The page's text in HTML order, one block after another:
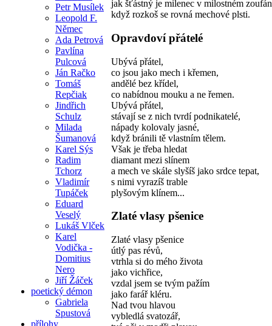
Petr Musílek
Leopold F.
Němec
Ada Petrová
Pavlína
Pulcová
Ján Račko
Tomáš
Repčiak
Jindřich
Schulz
Milada
Šumanová
Karel Sýs
Radim
Tchorz
Vladimír
Tupáček
Eduard
Veselý
Lukáš Vlček
Karel
Vodička -
Domitius
Nero
Jiří Žáček
poetický démon
Gabriela
Spustová
přílohy
jak šťástný je milenec v milostném
když rozkoš se rovná mechové plsti.
Opravdoví přátelé
Ubývá přátel,
co jsou jako mech i křemen,
andělé bez křídel,
co nabídnou mouku a ne řemen.
Ubývá přátel,
stávají se z nich tvrdí podnikatelé,
nápady kolovaly jasné,
když bránili tě vlastním tělem.
Však je třeba hledat
diamant mezi slínem
a mech ve skále slyšíš jako srdce tepat,
s nimi vyrazíš trable
plyšovým klínem...
Zlaté vlasy pšenice
Zlaté vlasy pšenice
útlý pas révů,
vtrhla si do mého života
jako vichřice,
vzdal jsem se tvým pažím
jako farář kléru.
Nad tvou hlavou
vybledlá svatozář,